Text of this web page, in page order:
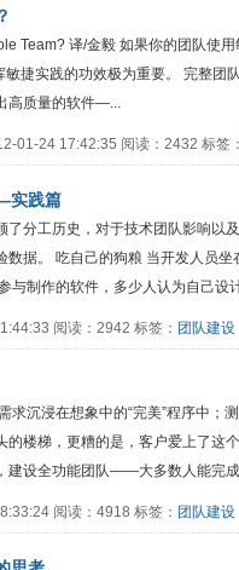
Team? 译/金毅 如果你的团队使
捷实践的功效极为重要。 完整团
高质量的软件—...
01-24 17:42:35 阅读：2432 标签：
实践篇
了分工历史，对于技术团队影响以
数据。 吃自己的狗粮 当开发人员
与制作的软件，多少人认为自己设
阅读：2942 标签： 团队建设
求沉浸在想象中的“完美”程序中；
的楼梯，更糟的是，客户爱上了这
建设全功能团队——大多数人能完
阅读：4918 标签： 团队建设